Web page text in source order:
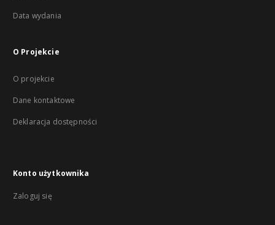
Data wydania
O Projekcie
O projekcie
Dane kontaktowe
Deklaracja dostępności
Konto użytkownika
Zaloguj się